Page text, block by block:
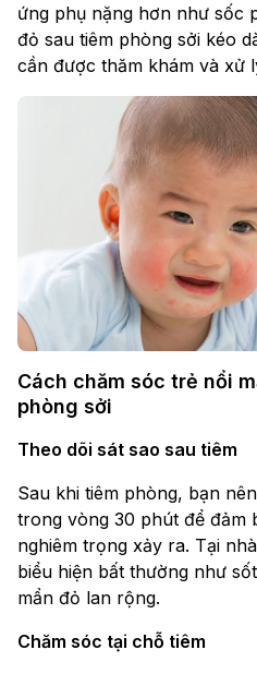
ứng phụ nặng hơn như sốc
đỏ sau tiêm phòng sởi kéo
cần được thăm khám và xử
Cách chăm sóc trẻ nổi
phòng sởi
Theo dõi sát sao sau tiêm
Sau khi tiêm phòng, bạn
trong vòng 30 phút để đảm
nghiêm trọng xảy ra. Tại
biểu hiện bất thường như
mẩn đỏ lan rộng.
Chăm sóc tại chỗ tiêm